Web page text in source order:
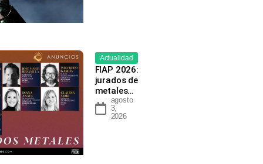
Actualidad
FIAP 2026:
jurados de
metales…
agosto
3,
2026